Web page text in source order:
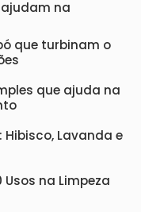
na
que turbinam o
que ajuda na
Hibisco, Lavanda e
Usos na Limpeza